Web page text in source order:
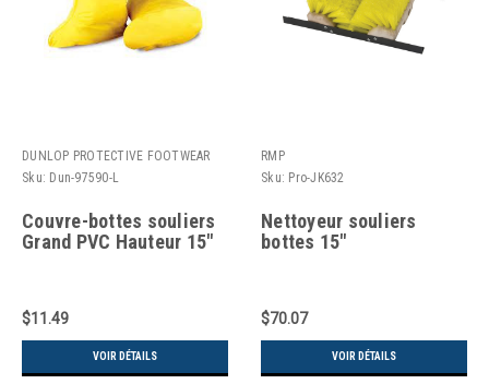
DUNLOP PROTECTIVE FOOTWEAR
Sku: Dun-97590-L
Couvre-bottes souliers
Grand PVC Hauteur 15"
$11.49
VOIR DÉTAILS
RMP
Sku: Pro-JK632
Nettoyeur souliers
bottes 15"
$70.07
VOIR DÉTAILS